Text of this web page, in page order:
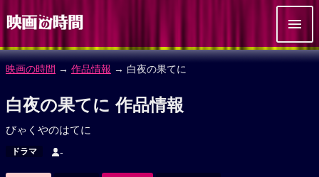
映画の時間 → 作品情報 → 白夜の果てに
白夜の果てに 作品情報
びゃくやのはてに
ドラマ -